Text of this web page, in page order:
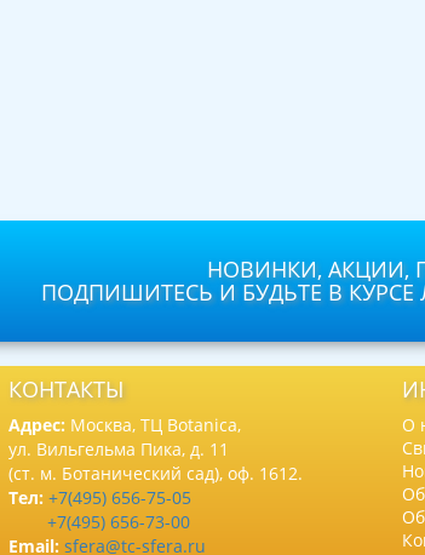
НОВИНКИ, АКЦИИ,
ПОДПИШИТЕСЬ И БУДЬТЕ В
КОНТАКТЫ
Адрес: Москва, ТЦ Botanica,
ул. Вильгельма Пика, д. 11
(ст. м. Ботанический сад), оф. 1612.
Тел: +7(495) 656-75-05
+7(495) 656-73-00
Email: sfera@tc-sfera.ru
О